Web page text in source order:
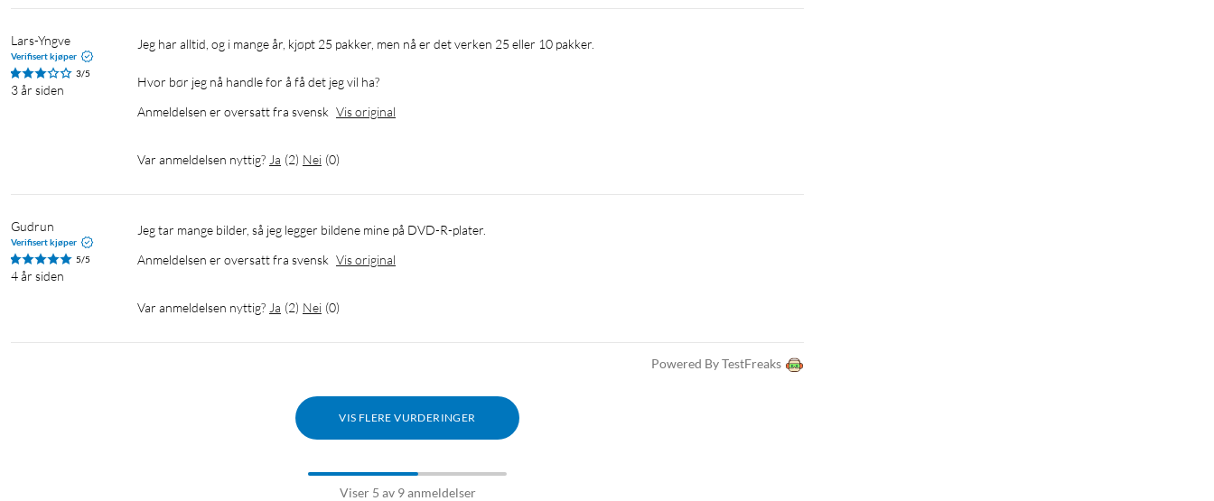
Lars-Yngve
Verifisert kjøper
3/5
3 år siden
Jeg har alltid, og i mange år, kjøpt 25 pakker, men nå er det verken 25 eller 10 pakker.
Hvor bør jeg nå handle for å få det jeg vil ha?
Anmeldelsen er oversatt fra svensk Vis original
Var anmeldelsen nyttig? Ja (2) Nei (0)
Gudrun
Verifisert kjøper
5/5
4 år siden
Jeg tar mange bilder, så jeg legger bildene mine på DVD-R-plater.
Anmeldelsen er oversatt fra svensk Vis original
Var anmeldelsen nyttig? Ja (2) Nei (0)
Powered By TestFreaks
VIS FLERE VURDERINGER
Viser 5 av 9 anmeldelser